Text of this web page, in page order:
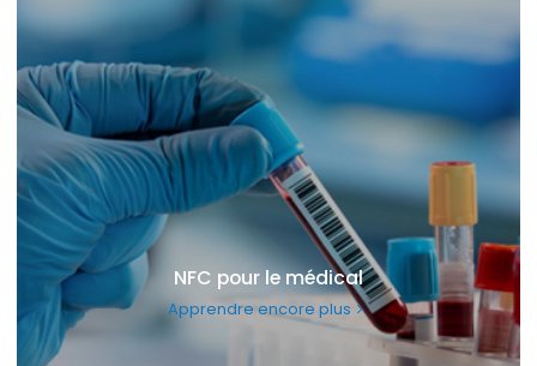
NFC pour le médical
Apprendre encore plus